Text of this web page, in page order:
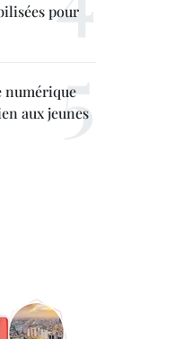
pour
numérique
aux jeunes